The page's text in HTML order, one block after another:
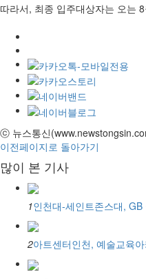
따라서, 최종 입주대상자는 오는
ⓒ 뉴스통신
이전페이지로 돌아가기
많이 본 기사
1인천대-세인트존스대, GB
2아트센터인천, 예술교육